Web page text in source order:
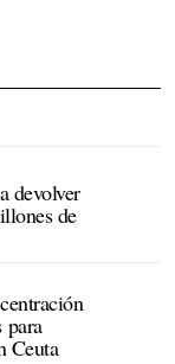
devolver
de
para
Ceuta